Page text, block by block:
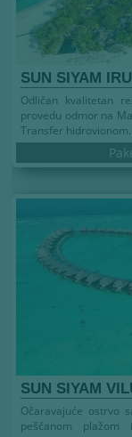
SUN SIYAM
Odličan kvalitetan
provedu odmor na
Transfer
SUN SIYAM
Očaravajuće ostrvo
peščanom